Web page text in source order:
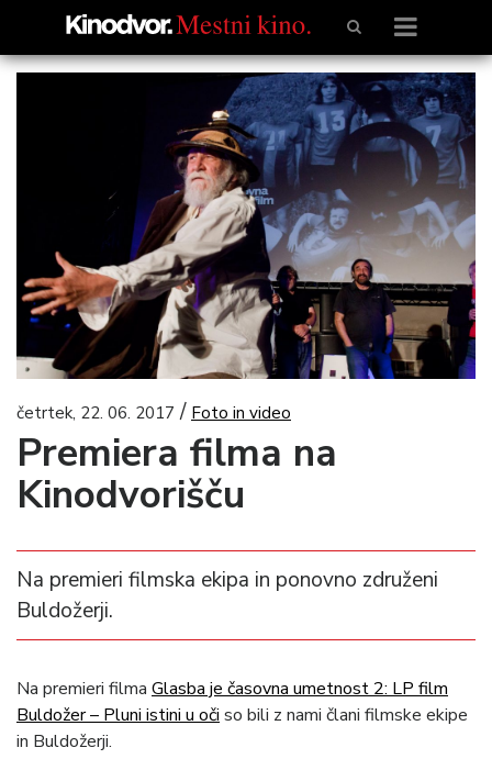
četrtek, 22. 06. 2017 / Foto in video
Premiera filma na
Kinodvorišču
Na premieri filmska ekipa in ponovno združeni
Buldožerji.
Na premieri filma Glasba je časovna umetnost 2: LP film
Buldožer – Pluni istini u oči so bili z nami člani filmske ekipe
in Buldožerji.